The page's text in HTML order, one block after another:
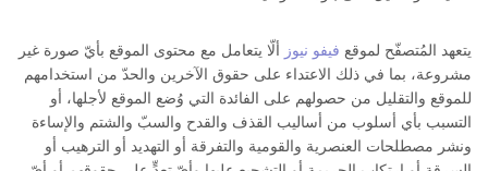
يتعهد المُتصفّح لموقع فيفو نيوز ألّا يتعامل مع محتوى الموقع بأيّ صورة غير
مشروعة، بما في ذلك الاعتداء على حقوق الآخرين والحدّ من استخدامهم
للموقع والتقليل من حصولهم على الفائدة التي وُضع الموقع لأجلها، أو
التسبب بأي أسلوب من أساليب القذف والقدح والسبّ والشتم والإساءة
ونشر مصطلحات العنصرية والقومية والتفرقة أو التهديد أو الترهيب أو